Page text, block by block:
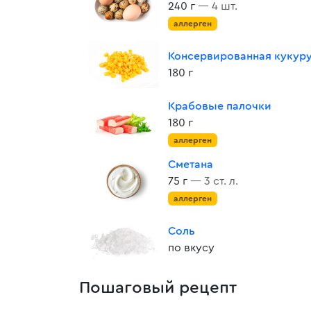
240 г — 4 шт.
аллерген
Консервированная
180 г
Крабовые палочки
180 г
аллерген
Сметана
75 г — 3 ст. л.
аллерген
Соль
по вкусу
Пошаговый рецепт